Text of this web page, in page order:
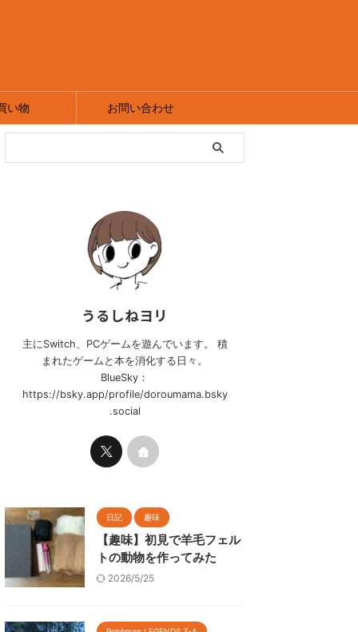
い物 お問い合わせ
うるしねヨリ
主にSwitch、PCゲームを遊んでいます。 積
まれたゲームと本を消化する日々。
BlueSky：
https://bsky.app/profile/doroumama.bsky
.social
日記 趣味
【趣味】初見で羊毛フェル
トの動物を作ってみた
2026/5/25